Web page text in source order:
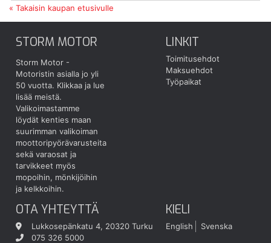
« Takaisin kaupan etusivulle
STORM MOTOR
Storm Motor -
Motoristin asialla jo yli
50 vuotta. Klikkaa ja lue
lisää meistä.
Valikoimastamme
löydät kenties maan
suurimman valikoiman
moottoripyörävarusteita
sekä varaosat ja
tarvikkeet myös
mopoihin, mönkijöihin
ja kelkkoihin.
LINKIT
Toimitusehdot
Maksuehdot
Työpaikat
OTA YHTEYTTÄ
Lukkosepänkatu 4, 20320 Turku
075 326 5000
KIELI
English Svenska